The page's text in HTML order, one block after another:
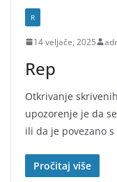
R
14 veljače, 2025
Rep
Otkrivanje
upozorenje je da
ili da je povezano s
Pročitaj više